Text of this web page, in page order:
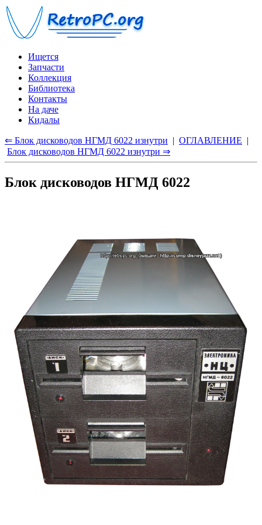
Ищется
Запчасти
Коллекция
Библиотека
Контакты
На даче
Кидалы
⇐ Блок дисководов НГМД 6022 изнутри | ОГЛАВЛЕНИЕ |
Блок дисководов НГМД 6022 изнутри ⇒
Блок дисководов НГМД 6022